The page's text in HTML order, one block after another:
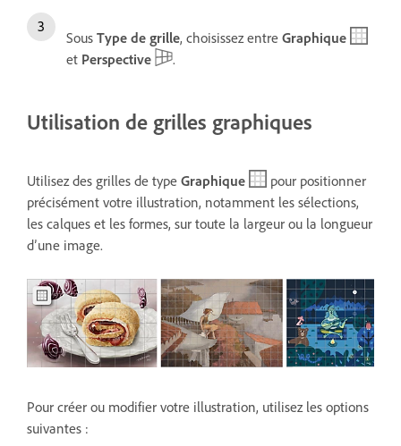
Sous Type de grille, choisissez entre Graphique
et Perspective .
Utilisation de grilles graphiques
Utilisez des grilles de type Graphique
pour positionner
précisément votre illustration, notamment les sélections,
les calques et les formes, sur toute la largeur ou la longueur
d’une image.
Pour créer ou modifier votre illustration, utilisez les options
suivantes :